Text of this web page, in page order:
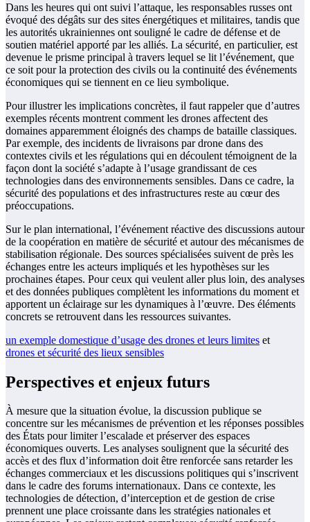
Dans les heures qui ont suivi l’attaque, les responsables russes ont
évoqué des dégâts sur des sites énergétiques et militaires, tandis que
les autorités ukrainiennes ont souligné le cadre de défense et de
soutien matériel apporté par les alliés. La sécurité, en particulier, est
devenue le prisme principal à travers lequel se lit l’événement, que
ce soit pour la protection des civils ou la continuité des événements
économiques qui se tiennent en ce lieu symbolique.
Pour illustrer les implications concrètes, il faut rappeler que d’autres
exemples récents montrent comment les drones affectent des
domaines apparemment éloignés des champs de bataille classiques.
Par exemple, des incidents de livraisons par drone dans des
contextes civils et les régulations qui en découlent témoignent de la
façon dont la société s’adapte à l’usage grandissant de ces
technologies dans des environnements sensibles. Dans ce cadre, la
sécurité des populations et des infrastructures reste au cœur des
préoccupations.
Sur le plan international, l’événement réactive des discussions autour
de la coopération en matière de sécurité et autour des mécanismes de
stabilisation régionale. Des sources spécialisées suivent de près les
échanges entre les acteurs impliqués et les hypothèses sur les
prochaines étapes. Pour ceux qui veulent aller plus loin, des analyses
et des données publiques complètent les informations du moment et
apportent un éclairage sur les dynamiques à l’œuvre. Des éléments
concrets se retrouvent dans les ressources suivantes.
un exemple domestique d’usage des drones et leurs limites et
drones et sécurité des lieux sensibles
Perspectives et enjeux futurs
À mesure que la situation évolue, la discussion publique se
concentre sur les mécanismes de prévention et les réponses possibles
des États pour limiter l’escalade et préserver des espaces
économiques ouverts. Les analyses soulignent que la sécurité des
accès et des flux d’information doit être renforcée sans retarder les
échanges commerciaux et les discussions politiques qui s’inscrivent
dans le cadre des forums internationaux. Dans ce contexte, les
technologies de détection, d’interception et de gestion de crise
prennent une place croissante dans les stratégies nationales et